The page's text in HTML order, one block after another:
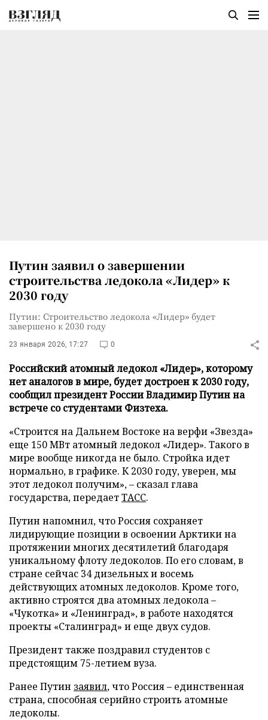
Путин заявил о завершении
строительства ледокола «Лидер» к
2030 году
Путин: Строительство ледокола «Лидер» будет
завершено к 2030 году
23 января 2026, 17:27 0
Российский атомный ледокол «Лидер», которому
нет аналогов в мире, будет достроен к 2030 году,
сообщил президент России Владимир Путин на
встрече со студентами Физтеха.
«Строится на Дальнем Востоке на верфи «Звезда»
еще 150 МВт атомный ледокол «Лидер». Такого в
мире вообще никогда не было. Стройка идет
нормально, в графике. К 2030 году, уверен, мы
этот ледокол получим», – сказал глава
государства, передаетТАСС.
Путин напомнил, что Россия сохраняет
лидирующие позиции в освоении Арктики на
протяжении многих десятилетий благодаря
уникальному флоту ледоколов. По его словам, в
стране сейчас 34 дизельных и восемь
действующих атомных ледоколов. Кроме того,
активно строятся два атомных ледокола –
«Чукотка» и «Ленинград», в работе находятся
проекты «Сталинград» и еще двух судов.
Президент также поздравил студентов с
предстоящим 75-летием вуза.
Ранее Путин заявил, что Россия – единственная
страна, способная серийно строить атомные
ледоколы.